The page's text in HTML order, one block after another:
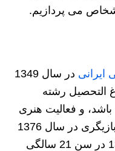
می پردازیم.
ایرانی
در سال 1349
التحصیل رشته
و فعالیت هنری
خود را به طور رسمی در عرصه بازیگری در سال 1376
آغاز می کند. اما وی در سال 1341 در سن 21 سالگی